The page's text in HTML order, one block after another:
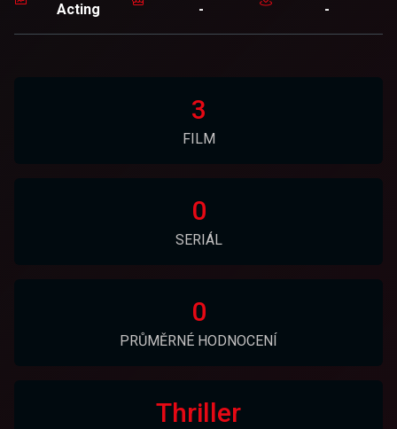
Acting - -
3
FILM
0
SERIÁL
0
PRŮMĚRNÉ HODNOCENÍ
Thriller